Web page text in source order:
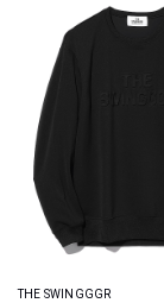
THE SWINGGGR